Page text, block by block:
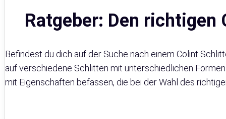
Ratgeber: Den
Befindest du dich auf der Suche nach einem Colint
auf verschiedene Schlitten mit unterschiedlichen
mit Eigenschaften befassen, die bei der Wahl des